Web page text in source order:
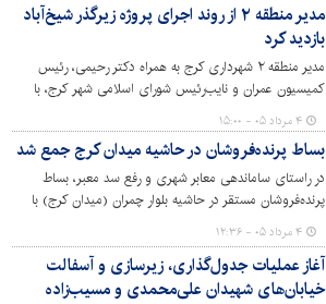
مدیر منطقه ۲ از روند اجرای پروژه زیرگذر شیخ‌آباد
بازدید کرد
مدیر منطقه ۲ شهرداری کرج به همراه دکتر رحیمی، رئیس
کمیسیون عمران و نایب‌رئیس شورای اسلامی شهر کرج، با
حضور در محل اجرای پروژه زیرگذر شیخ‌آباد، از روند پیشرفت
عملیات عمرانی این پروژه بازدید کردند.
۴ مرداد ۰۵ - ۱۵:۰۰
بساط پرنده‌فروشان در حاشیه میدان کرج جمع شد
در راستای ساماندهی معابر شهری و رفع سد معبر، بساط
پرنده‌فروشان مستقر در حاشیه بلوار چمران (میدان کرج) با
دستور شهردار کرج و پس از اخذ احکام قضایی، توسط حوزه
خدمات شهری منطقه ۱۰ شهرداری کرج جمع‌آوری شد.
۴ مرداد ۰۵ - ۱۲:۳۶
آغاز عملیات جدول‌گذاری، زیرسازی و آسفالت
خیابان‌های شهیدان علی‌محمدی و مسیب‌زاده